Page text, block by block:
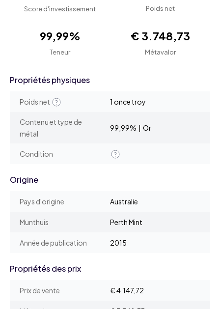
Score d'investissement Poids net
99,99%
Teneur
€ 3.748,73
Métavalor
Propriétés physiques
Poids net 1 once troy
Contenu et type de
métal
99,99% | Or
Condition
Origine
Pays d'origine Australie
Munthuis Perth Mint
Année de publication 2015
Propriétés des prix
Prix de vente € 4.147,72